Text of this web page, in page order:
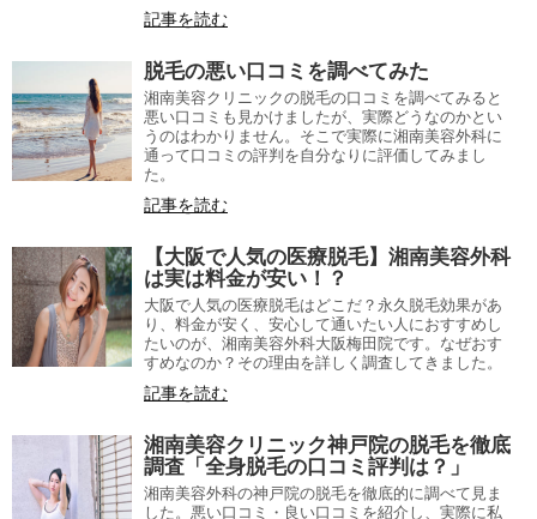
記事を読む
脱毛の悪い口コミを調べてみた
湘南美容クリニックの脱毛の口コミを調べてみると
悪い口コミも見かけましたが、実際どうなのかとい
うのはわかりません。そこで実際に湘南美容外科に
通って口コミの評判を自分なりに評価してみまし
た。
記事を読む
【大阪で人気の医療脱毛】湘南美容外科
は実は料金が安い！？
大阪で人気の医療脱毛はどこだ？永久脱毛効果があ
り、料金が安く、安心して通いたい人におすすめし
たいのが、湘南美容外科大阪梅田院です。なぜおす
すめなのか？その理由を詳しく調査してきました。
記事を読む
湘南美容クリニック神戸院の脱毛を徹底
調査「全身脱毛の口コミ評判は？」
湘南美容外科の神戸院の脱毛を徹底的に調べて見ま
した。悪い口コミ・良い口コミを紹介し、実際に私